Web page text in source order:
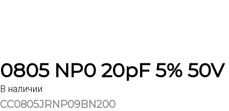
0805 NP0 20pF 5% 50V
В наличии
CC0805JRNP09BN200